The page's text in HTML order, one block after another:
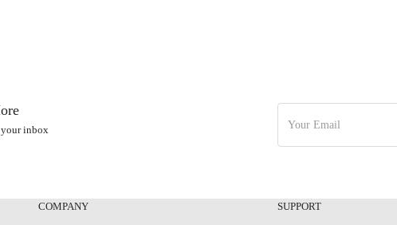
inbox
COMPANY SUPPORT